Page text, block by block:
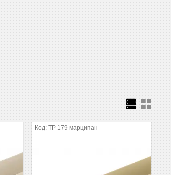
ТР 179 марципан